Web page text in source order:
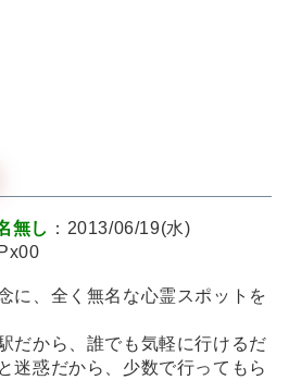
無し ：2013/06/19(水)
に、全く無名な心霊スポットを
だから、誰でも気軽に行けるだ
迷惑だから、少数で行ってもら